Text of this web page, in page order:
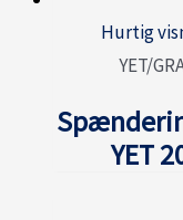
Hurtig
YET/
YET